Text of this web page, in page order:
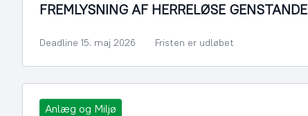
FREMLYSNING AF HERRELØSE GENSTANDE
Deadline 15. maj 2026 Fristen er udløbet
Anlæg og Miljø